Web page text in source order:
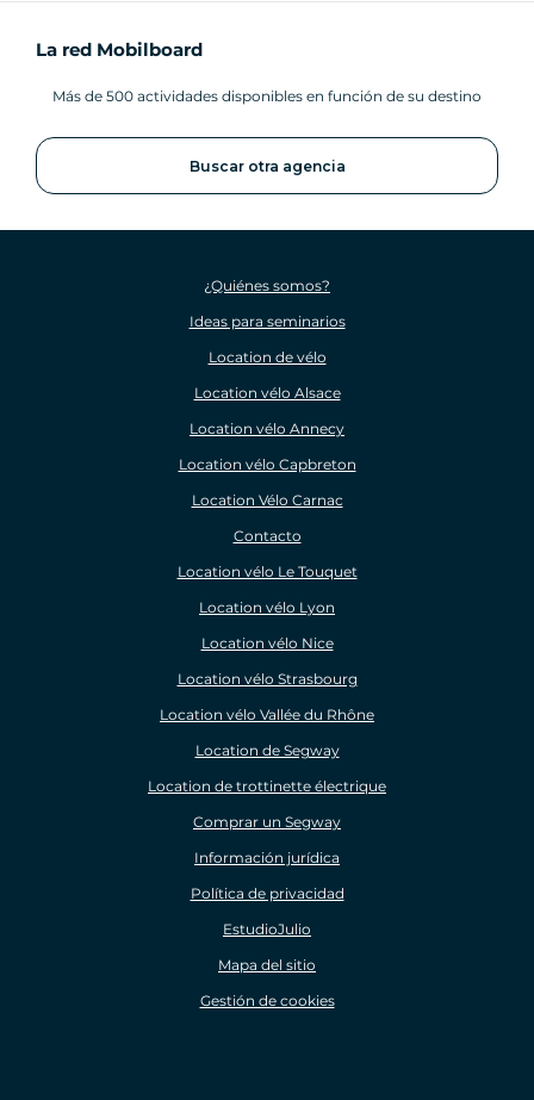
La red Mobilboard
Más de 500 actividades disponibles en función de su destino
Buscar otra agencia
¿Quiénes somos?
Ideas para seminarios
Location de vélo
Location vélo Alsace
Location vélo Annecy
Location vélo Capbreton
Location Vélo Carnac
Contacto
Location vélo Le Touquet
Location vélo Lyon
Location vélo Nice
Location vélo Strasbourg
Location vélo Vallée du Rhône
Location de Segway
Location de trottinette électrique
Comprar un Segway
Información jurídica
Política de privacidad
EstudioJulio
Mapa del sitio
Gestión de cookies